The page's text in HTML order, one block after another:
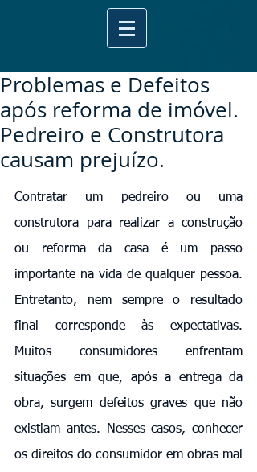
Problemas e Defeitos
após reforma de imóvel.
Pedreiro e Construtora
causam prejuízo.
Contratar um pedreiro ou uma
construtora para realizar a construção
ou reforma da casa é um passo
importante na vida de qualquer pessoa.
Entretanto, nem sempre o resultado
final corresponde às expectativas.
Muitos consumidores enfrentam
situações em que, após a entrega da
obra, surgem defeitos graves que não
existiam antes. Nesses casos, conhecer
os direitos do consumidor em obras mal